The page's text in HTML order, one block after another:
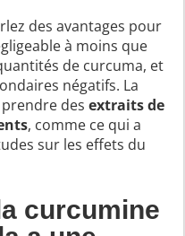
des avantages pour
à moins que
de curcuma, et
négatifs. La
prendre desextraits de
, comme ce qui a
sur les effets du
curcumine